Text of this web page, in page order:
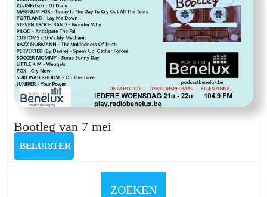
Bootleg van 7 mei
mei
BELUISTER
ZOEKEN